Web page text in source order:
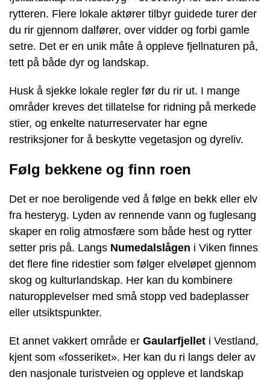
rytteren. Flere lokale aktører tilbyr guidede turer der
du rir gjennom dalfører, over vidder og forbi gamle
setre. Det er en unik måte å oppleve fjellnaturen på,
tett på både dyr og landskap.
Husk å sjekke lokale regler før du rir ut. I mange
områder kreves det tillatelse for ridning på merkede
stier, og enkelte naturreservater har egne
restriksjoner for å beskytte vegetasjon og dyreliv.
Følg bekkene og finn roen
Det er noe beroligende ved å følge en bekk eller elv
fra hesteryg. Lyden av rennende vann og fuglesang
skaper en rolig atmosfære som både hest og rytter
setter pris på. Langs Numedalslågen i Viken finnes
det flere fine ridestier som følger elveløpet gjennom
skog og kulturlandskap. Her kan du kombinere
naturopplevelser med små stopp ved badeplasser
eller utsiktspunkter.
Et annet vakkert område er Gaularfjellet i Vestland,
kjent som «fosseriket». Her kan du ri langs deler av
den nasjonale turistveien og oppleve et landskap